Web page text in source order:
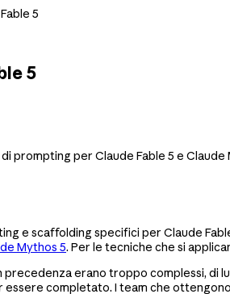
5
5
per Claude Fable 5 e
e scaffolding specifici per Claude
Mythos 5. Per le tecniche che si
precedenza erano troppo complessi,
completato. I team che